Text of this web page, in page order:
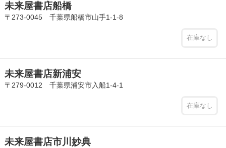
未来屋書店船橋
〒273-0045 千葉県船橋市山手1-1-8
在庫なし
未来屋書店新浦安
〒279-0012 千葉県浦安市入船1-4-1
在庫なし
未来屋書店市川妙典